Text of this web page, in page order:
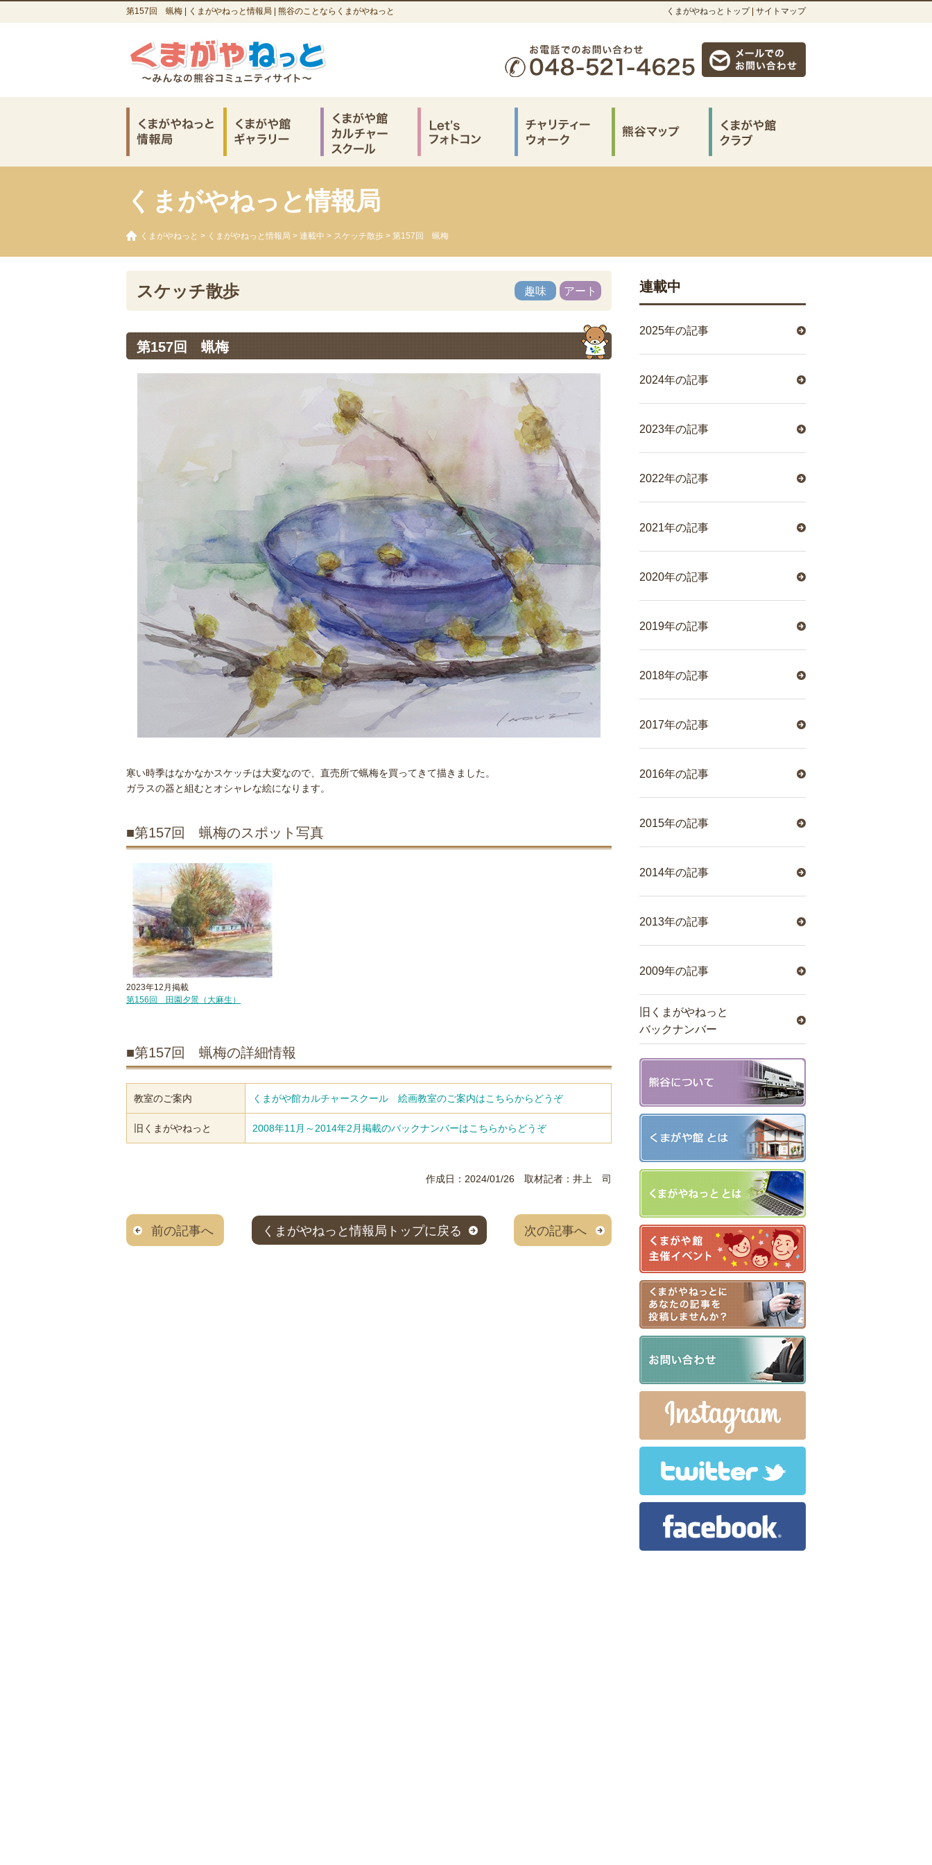
第157回 蝋梅 | くまがやねっと情報局 | 熊谷のことならくまがやねっと くまがやねっとトップ| サイトマップ
くまがやねっと情報局
くまがやねっと > くまがやねっと情報局 > 連載中 > スケッチ散歩 > 第157回 蝋梅
スケッチ散歩 アート
趣味
第157回 蝋梅
寒い時季はなかなかスケッチは大変なので、直売所で蝋梅を買ってきて描きました。
ガラスの器と組むとオシャレな絵になります。
■第157回 蝋梅のスポット写真
2023年12月掲載
第156回 田園夕景（大麻生）
■第157回 蝋梅の詳細情報
教室のご案内 くまがや館カルチャースクール 絵画教室のご案内はこちらからどうぞ
旧くまがやねっと 2008年11月～2014年2月掲載のバックナンバーはこちらからどうぞ
作成日：2024/01/26 取材記者：井上 司
くまがやねっと情報局トップに戻る
前の記事へ 次の記事へ
連載中
2025年の記事
2024年の記事
2023年の記事
2022年の記事
2021年の記事
2020年の記事
2019年の記事
2018年の記事
2017年の記事
2016年の記事
2015年の記事
2014年の記事
2013年の記事
2009年の記事
旧くまがやねっと
バックナンバー